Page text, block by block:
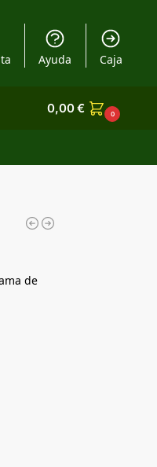
Ayuda Caja
0,00€ 0
de